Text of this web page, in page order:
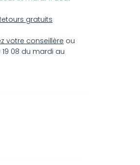
gratuits
votre conseillère ou
08 du mardi au